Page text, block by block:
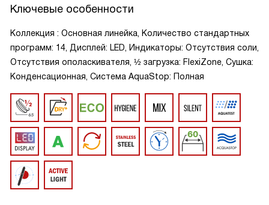
Ключевые особенности
Коллекция : Основная линейка, Количество стандартных
программ: 14, Дисплей: LED, Индикаторы: Отсутствия соли,
Отсутствия ополаскивателя, ½ загрузка: FlexiZone, Сушка:
Конденсационная, Система AquaStop: Полная